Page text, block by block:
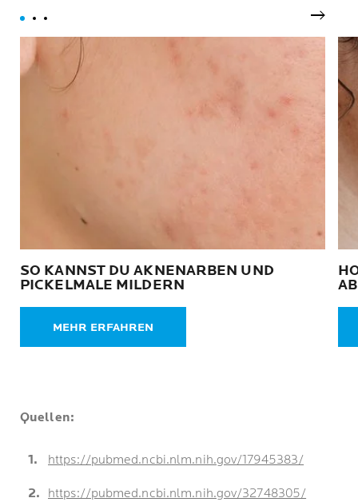
SO KANNST DU AKNENARBEN UND
PICKELMALE MILDERN
MEHR ERFAHREN
Quellen:
https://pubmed.ncbi.nlm.nih.gov/17945383/
https://pubmed.ncbi.nlm.nih.gov/32748305/